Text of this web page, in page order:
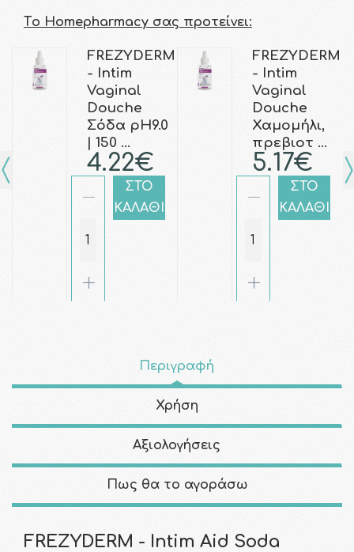
Τo Homepharmacy σας προτείνει:
FREZYDERM
- Intim
Vaginal
Douche
Σόδα pH9.0
| 150 …
4.22€
ΣΤΟ
ΚΑΛΑΘΙ
FREZYDERM
- Intim
Vaginal
Douche
Χαμομήλι,
πρεβιοτ …
5.17€
ΣΤΟ
ΚΑΛΑΘΙ
Περιγραφή
Χρήση
Αξιολογήσεις
Πως θα το αγοράσω
FREZYDERM - Intim Aid Soda